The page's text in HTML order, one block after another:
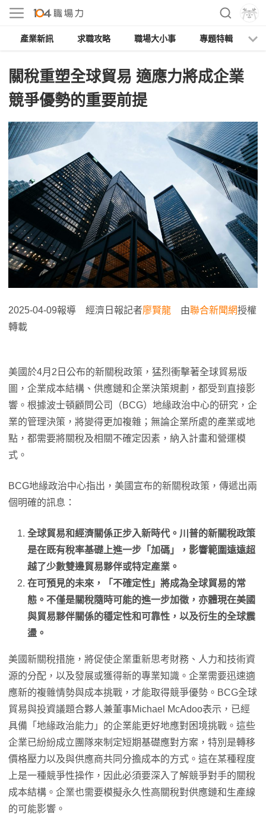
產業新訊 求職攻略 職場大小事 專題特輯
關稅重塑全球貿易 適應力將成企業
競爭優勢的重要前提
2025-04-09報導 經濟日報記者廖賢龍 由聯合新聞網授權
轉載
美國於4月2日公布的新關稅政策，猛烈衝擊著全球貿易版
圖，企業成本結構、供應鏈和企業決策規劃，都受到直接影
響。根據波士頓顧問公司（BCG）地緣政治中心的研究，企
業的管理決策，將變得更加複雜；無論企業所處的產業或地
點，都需要將關稅及相關不確定因素，納入計畫和營運模
式。
BCG地緣政治中心指出，美國宣布的新關稅政策，傳遞出兩
個明確的訊息：
全球貿易和經濟關係正步入新時代。川普的新關稅政策
是在既有稅率基礎上進一步「加碼」，影響範圍遠遠超
越了少數雙邊貿易夥伴或特定產業。
在可預見的未來，「不確定性」將成為全球貿易的常
態。不僅是關稅隨時可能的進一步加徵，亦體現在美國
與貿易夥伴關係的穩定性和可靠性，以及衍生的全球震
盪。
美國新關稅措施，將促使企業重新思考財務、人力和技術資
源的分配，以及發展或獲得新的專業知識。企業需要迅速適
應新的複雜情勢與成本挑戰，才能取得競爭優勢。BCG全球
貿易與投資議題合夥人兼董事Michael McAdoo表示，已經
具備「地緣政治能力」的企業能更好地應對困境挑戰。這些
企業已紛紛成立團隊來制定短期基礎應對方案，特別是轉移
價格壓力以及與供應商共同分擔成本的方式。這在某種程度
上是一種競爭性操作，因此必須要深入了解競爭對手的關稅
成本結構。企業也需要模擬永久性高關稅對供應鏈和生產線
的可能影響。